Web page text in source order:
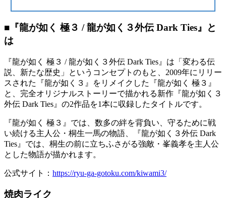
■『龍が如く 極３ / 龍が如く３外伝 Dark Ties』と
は
『龍が如く 極３ / 龍が如く３外伝 Dark Ties』は「変わる伝
説、新たな歴史」というコンセプトのもと、2009年にリリー
スされた『龍が如く３』をリメイクした『龍が如く 極３』
と、完全オリジナルストーリーで描かれる新作『龍が如く３
外伝 Dark Ties』の2作品を1本に収録したタイトルです。
『龍が如く 極３』では、数多の絆を背負い、守るために戦
い続ける主人公・桐生一馬の物語、『龍が如く３外伝 Dark
Ties』では、桐生の前に立ちふさがる強敵・峯義孝を主人公
とした物語が描かれます。
公式サイト： https://ryu-ga-gotoku.com/kiwami3/
焼肉ライク